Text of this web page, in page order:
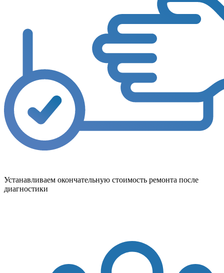
Устанавливаем окончательную стоимость ремонта после
диагностики